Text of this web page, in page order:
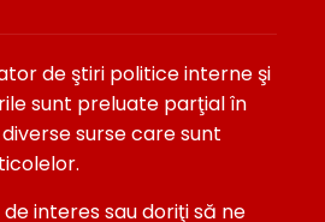
de ştiri politice interne şi
sunt preluate parţial în
surse care sunt
interes sau doriţi să ne